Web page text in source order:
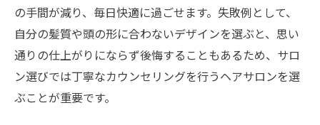
の手間が減り、毎日快適に過ごせます。失敗例として、
自分の髪質や頭の形に合わないデザインを選ぶと、思い
通りの仕上がりにならず後悔することもあるため、サロ
ン選びでは丁寧なカウンセリングを行うヘアサロンを選
ぶことが重要です。